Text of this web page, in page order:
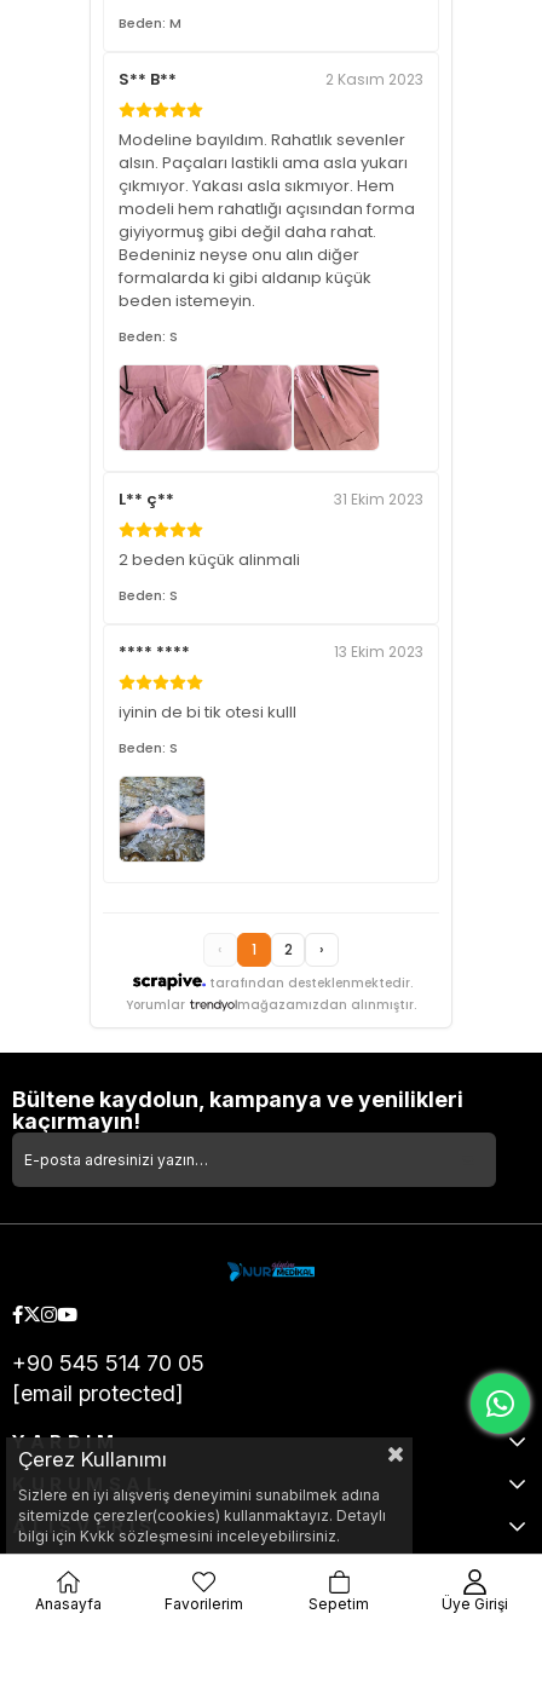
Beden: M
S** B** 2 Kasım 2023
Modeline bayıldım. Rahatlık sevenler
alsın. Paçaları lastikli ama asla yukarı
çıkmıyor. Yakası asla sıkmıyor. Hem
modeli hem rahatlığı açısından forma
giyiyormuş gibi değil daha rahat.
Bedeniniz neyse onu alın diğer
formalarda ki gibi aldanıp küçük
beden istemeyin.
Beden: S
L** ç** 31 Ekim 2023
2 beden küçük alinmali
Beden: S
**** **** 13 Ekim 2023
iyinin de bi tik otesi kulll
Beden: S
tarafından desteklenmektedir.
‹ 1 2 ›
Yorumlar mağazamızdan alınmıştır.
Bültene kaydolun, kampanya ve yenilikleri
kaçırmayın!
+90 545 514 70 05
[email protected]
YARDIM
ALIŞVERİŞ
Çerez Kullanımı
Sizlere en iyi alışveriş deneyimini sunabilmek adına
sitemizde çerezler(cookies) kullanmaktayız. Detaylı
bilgi için Kvkk sözleşmesini inceleyebilirsiniz.
Anasayfa Favorilerim Sepetim Üye Girişi